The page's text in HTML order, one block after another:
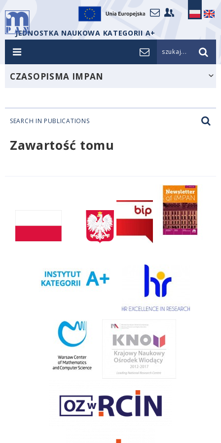
JEDNOSTKA NAUKOWA KATEGORII A+
szukaj...
CZASOPISMA IMPAN
SEARCH IN PUBLICATIONS
Zawartość tomu